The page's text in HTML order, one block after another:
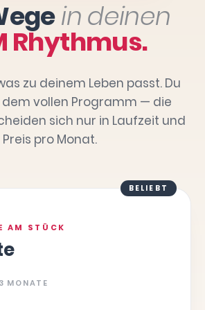
in deinen
Rhythmus.
zu deinem Leben passt. Du
vollen Programm — die
sich nur in Laufzeit und
Preis pro Monat.
BELIEBT
AM STÜCK
MONATE